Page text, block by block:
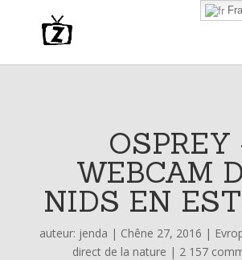
OSPREY
WEBCAM
NIDS EN
auteur: jenda | Chêne 27, 2016 |
direct de la nature | 2 157